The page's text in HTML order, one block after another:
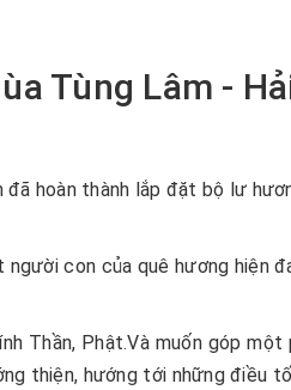
Tùng Lâm -
đã hoàn thành lắp đặt bộ lư
con của quê hương hiện
Thần, Phật.Và muốn góp một
thiện, hướng tới những điều